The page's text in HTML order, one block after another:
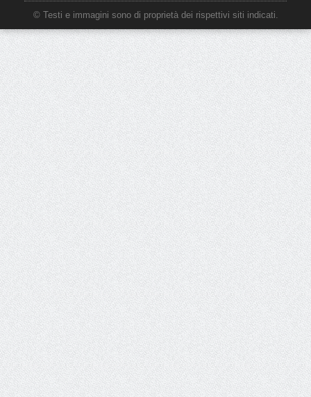
© Testi e immagini sono di proprietà dei rispettivi siti indicati.